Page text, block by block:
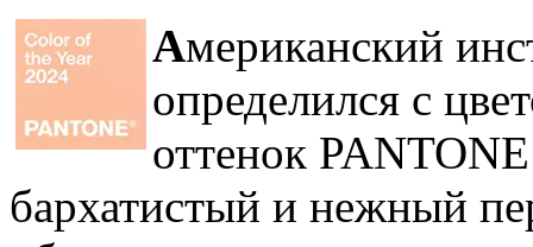
Американский
определился с
оттенок
бархатистый и нежный